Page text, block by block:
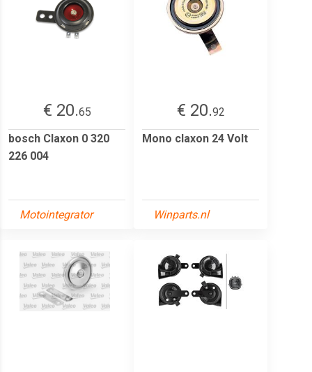
€ 20.65
bosch Claxon 0 320
226 004
Motointegrator
€ 20.92
Mono claxon 24 Volt
Winparts.nl